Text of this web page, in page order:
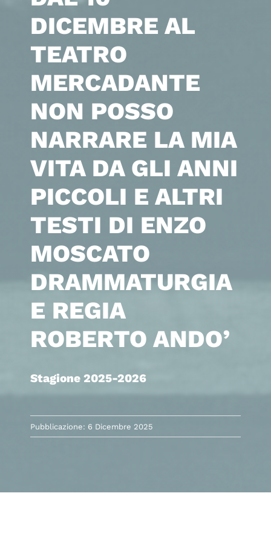
DICEMBRE AL
TEATRO
MERCADANTE
NON POSSO
NARRARE LA MIA
VITA DA GLI ANNI
PICCOLI E ALTRI
TESTI DI ENZO
MOSCATO
DRAMMATURGIA
E REGIA
ROBERTO ANDO’
Stagione 2025-2026
Pubblicazione: 6 Dicembre 2025